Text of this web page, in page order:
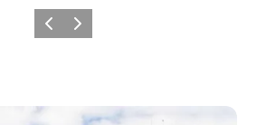
ForrigeNæste
og rundt